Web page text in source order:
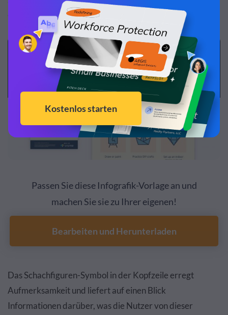
COVID-19-Pandemie durchgeführt werden.
Passen Sie diese Infografik-Vorlage an und
machen Sie sie zu Ihrer eigenen!
Bearbeiten und Herunterladen
Das Schachfiguren-Symbol in der Kopfzeile erregt
Aufmerksamkeit und liefert auf einen Blick
Informationen darüber, was die Nutzer von dieser